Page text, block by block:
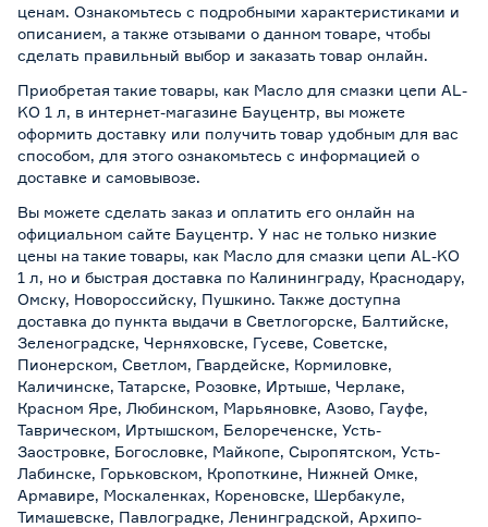
ценам. Ознакомьтесь с подробными характеристиками и
описанием, а также отзывами о данном товаре, чтобы
сделать правильный выбор и заказать товар онлайн.
Приобретая такие товары, как Масло для смазки цепи AL-
KO 1 л, в интернет-магазине Бауцентр, вы можете
оформить доставку или получить товар удобным для вас
способом, для этого ознакомьтесь с информацией о
доставке и самовывозе.
Вы можете сделать заказ и оплатить его онлайн на
официальном сайте Бауцентр. У нас не только низкие
цены на такие товары, как Масло для смазки цепи AL-KO
1 л, но и быстрая доставка по Калининграду, Краснодару,
Омску, Новороссийску, Пушкино. Также доступна
доставка до пункта выдачи в Светлогорске, Балтийске,
Зеленоградске, Черняховске, Гусеве, Советске,
Пионерском, Светлом, Гвардейске, Кормиловке,
Каличинске, Татарске, Розовке, Иртыше, Черлаке,
Красном Яре, Любинском, Марьяновке, Азово, Гауфе,
Таврическом, Иртышском, Белореченске, Усть-
Заостровке, Богословке, Майкопе, Сыропятском, Усть-
Лабинске, Горьковском, Кропоткине, Нижней Омке,
Армавире, Москаленках, Кореновске, Шербакуле,
Тимашевске, Павлоградке, Ленинградской, Архипо-